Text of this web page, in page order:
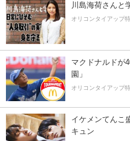
川島海荷さんと
オリコンタイアップ
マクドナルドが
園」
オリコンタイアップ
イケメンてんこ
キュン